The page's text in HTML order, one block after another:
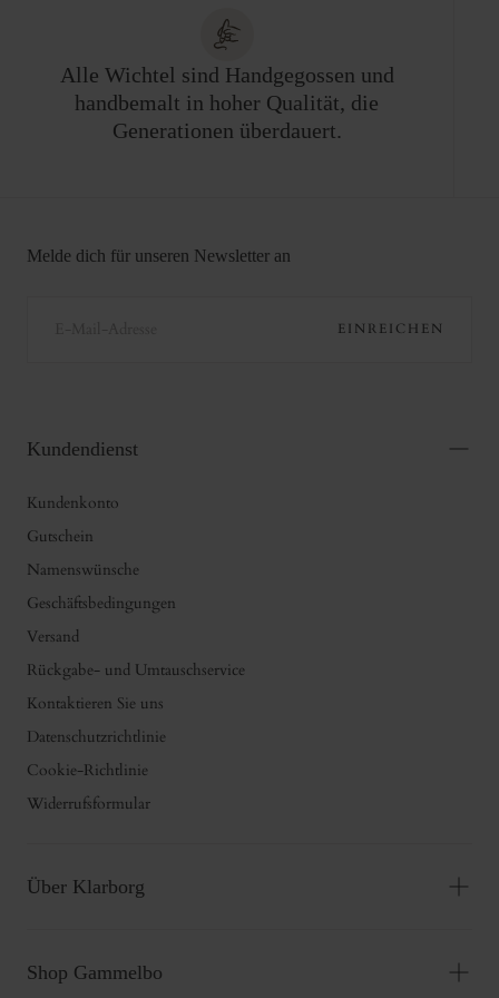
Alle Wichtel sind Handgegossen und
handbemalt in hoher Qualität, die
Generationen überdauert.
Melde dich für unseren Newsletter an
EINREICHEN
Kundendienst
Kundenkonto
Gutschein
Namenswünsche
Geschäftsbedingungen
Versand
Rückgabe- und Umtauschservice
Kontaktieren Sie uns
Datenschutzrichtlinie
Cookie-Richtlinie
Widerrufsformular
Über Klarborg
Shop Gammelbo